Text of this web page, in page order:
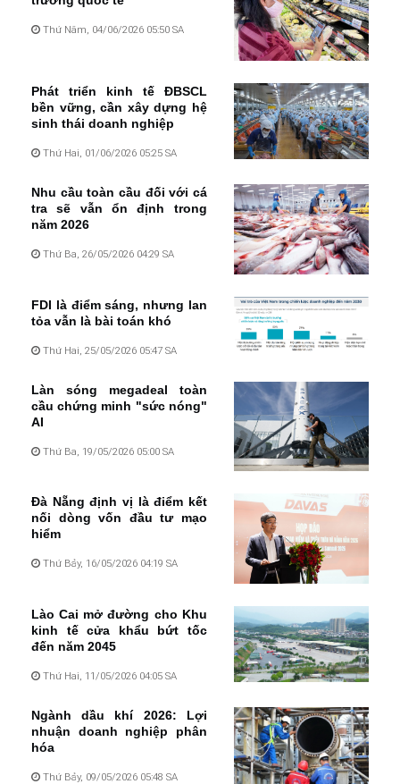
Thứ Năm, 04/06/2026 05:50 SA
Phát triển kinh tế ĐBSCL
bền vững, cần xây dựng hệ
sinh thái doanh nghiệp
Thứ Hai, 01/06/2026 05:25 SA
Nhu cầu toàn cầu đối với cá
tra sẽ vẫn ổn định trong
năm 2026
Thứ Ba, 26/05/2026 04:29 SA
FDI là điểm sáng, nhưng lan
tỏa vẫn là bài toán khó
Thứ Hai, 25/05/2026 05:47 SA
Làn sóng megadeal toàn
cầu chứng minh "sức nóng"
AI
Thứ Ba, 19/05/2026 05:00 SA
Đà Nẵng định vị là điểm kết
nối dòng vốn đầu tư mạo
hiểm
Thứ Bảy, 16/05/2026 04:19 SA
Lào Cai mở đường cho Khu
kinh tế cửa khẩu bứt tốc
đến năm 2045
Thứ Hai, 11/05/2026 04:05 SA
Ngành dầu khí 2026: Lợi
nhuận doanh nghiệp phân
hóa
Thứ Bảy, 09/05/2026 05:48 SA